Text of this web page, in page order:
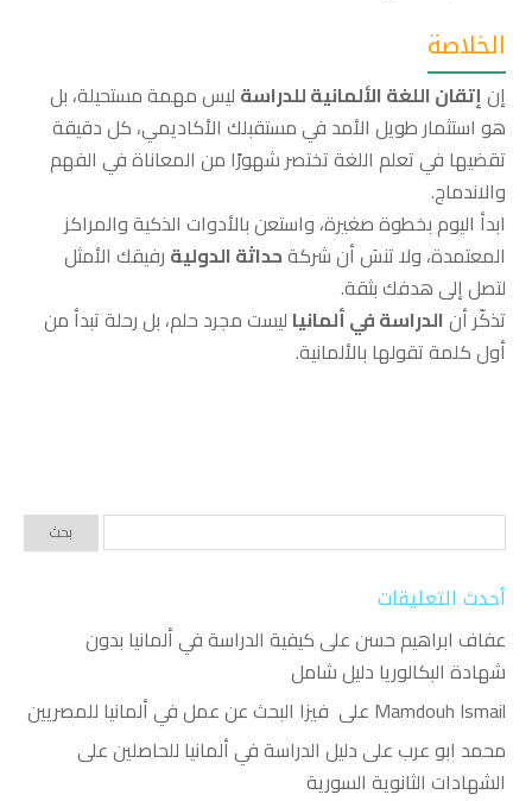
الخلاصة
إن إتقان اللغة الألمانية للدراسة ليس مهمة مستحيلة، بل
هو استثمار طويل الأمد في مستقبلك الأكاديمي، كل دقيقة
تقضيها في تعلم اللغة تختصر شهورًا من المعاناة في الفهم
والاندماج.
ابدأ اليوم بخطوة صغيرة، واستعن بالأدوات الذكية والمراكز
المعتمدة، ولا تنسَ أن شركةحداثة الدولية رفيقك الأمثل
لتصل إلى هدفك بثقة.
تذكّر أن الدراسة في ألمانيا ليست مجرد حلم، بل رحلة تبدأ من
أول كلمة تقولها بالألمانية.
أحدث التعليقات
عفاف ابراهيم حسنعلىكيفية الدراسة في ألمانيا بدون
شهادة البكالوريا دليل شامل
Mamdouh Ismail على فيزا البحث عن عمل في ألمانيا للمصريين
محمد ابو عربعلىدليل الدراسة في ألمانيا للحاصلين على
الشهادات الثانوية السورية